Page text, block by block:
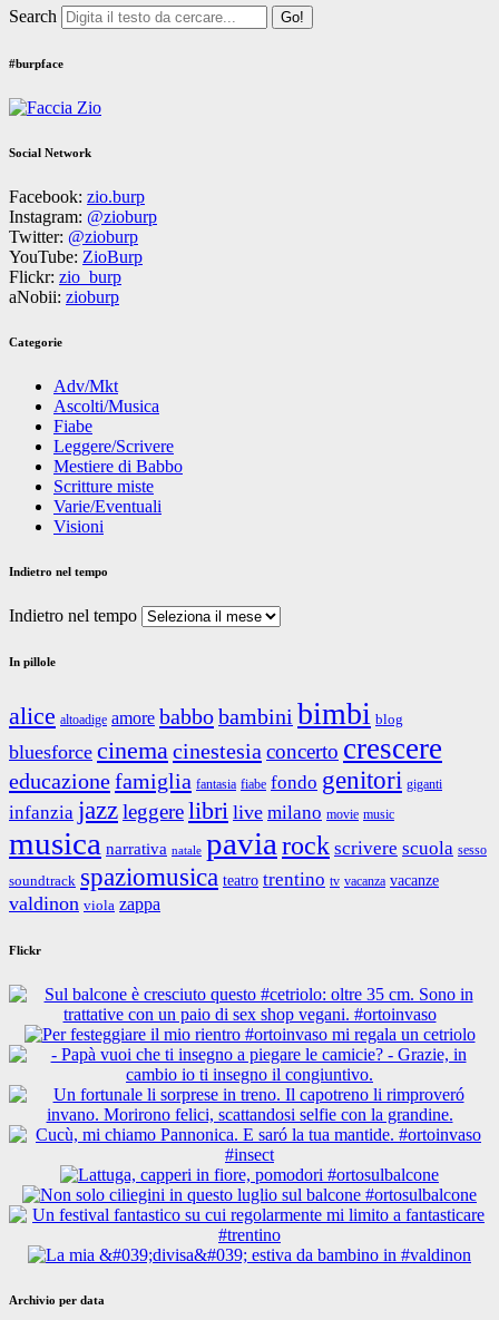
Search
#burpface
Social Network
Facebook: zio.burp
Instagram: @zioburp
Twitter: @zioburp
YouTube: ZioBurp
Flickr: zio_burp
aNobii: zioburp
Categorie
Adv/Mkt
Ascolti/Musica
Fiabe
Leggere/Scrivere
Mestiere di Babbo
Scritture miste
Varie/Eventuali
Visioni
Indietro nel tempo
Indietro nel tempo
In pillole
alice altoadige amore babbobambini bimbi blog
bluesforce cinema cinestesia concerto crescere
educazionefamiglia fantasia fiabe fondo genitori giganti
infanzia jazzleggerelibri live milano movie music
musica narrativa natale pavia rock scrivere scuola sesso
soundtrack spaziomusica teatro trentino tv vacanza vacanze
valdinon viola zappa
Flickr
Archivio per data